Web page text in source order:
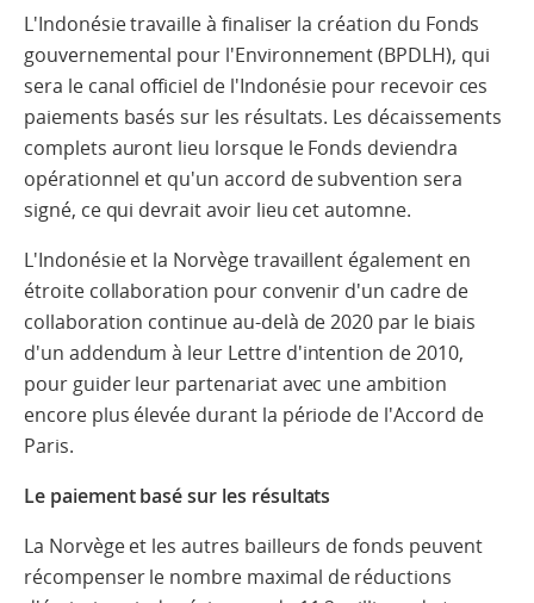
L'Indonésie travaille à finaliser la création du Fonds
gouvernemental pour l'Environnement (BPDLH), qui
sera le canal officiel de l'Indonésie pour recevoir ces
paiements basés sur les résultats. Les décaissements
complets auront lieu lorsque le Fonds deviendra
opérationnel et qu'un accord de subvention sera
signé, ce qui devrait avoir lieu cet automne.
L'Indonésie et la Norvège travaillent également en
étroite collaboration pour convenir d'un cadre de
collaboration continue au-delà de 2020 par le biais
d'un addendum à leur Lettre d'intention de 2010,
pour guider leur partenariat avec une ambition
encore plus élevée durant la période de l'Accord de
Paris.
Le paiement basé sur les résultats
La Norvège et les autres bailleurs de fonds peuvent
récompenser le nombre maximal de réductions